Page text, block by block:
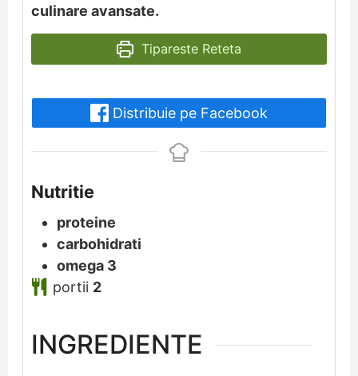
culinare avansate.
Tipareste Reteta
Distribuie pe Facebook
Nutritie
proteine
carbohidrati
omega 3
portii 2
INGREDIENTE